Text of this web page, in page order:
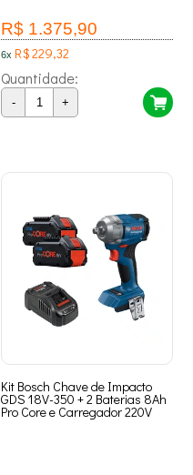
R$ 1.375,90
6x R$ 229,32
Quantidade:
- +
Kit Bosch Chave de Impacto
GDS 18V-350 + 2 Baterias 8Ah
Pro Core e Carregador 220V